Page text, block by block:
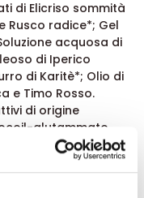
di Elicriso sommità
radice*; Gel
acquosa di
di Iperico
di Karitè*; Olio di
e Timo Rosso.
di origine
glutammato